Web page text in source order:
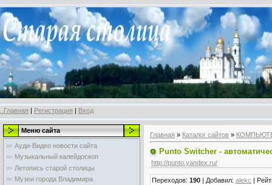
..Главная | Регистрация | Вход
Меню сайта
Ауди-Видео новости сайта
Музыкальный калейдоскоп
Летопись старой столицы
Музеи города Владимира
Главная » Каталог сайтов »
Punto Switcher -
http://punto.yandex.ru/
Переходов: 190 | Добавил: alekc |